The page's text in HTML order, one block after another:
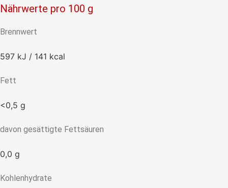
Nährwerte pro 100 g
Brennwert
597 kJ / 141 kcal
Fett
<0,5 g
davon gesättigte Fettsäuren
0,0 g
Kohlenhydrate